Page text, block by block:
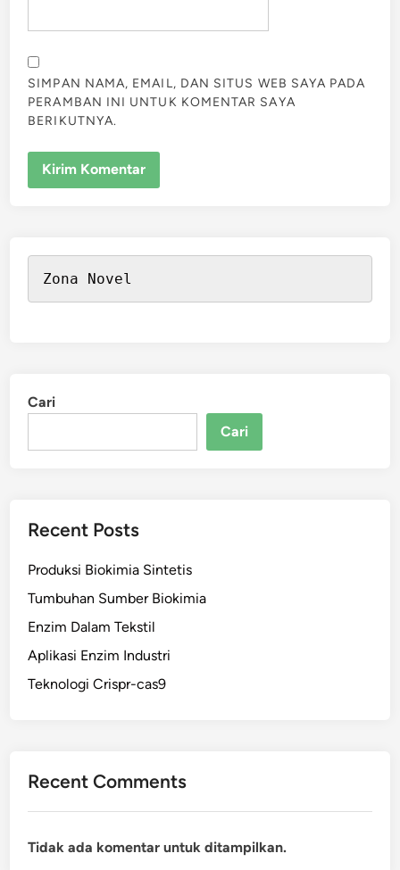
SIMPAN NAMA, EMAIL, DAN SITUS WEB SAYA PADA
PERAMBAN INI UNTUK KOMENTAR SAYA
BERIKUTNYA.
Zona Novel
Cari
Cari
Recent Posts
Produksi Biokimia Sintetis
Tumbuhan Sumber Biokimia
Enzim Dalam Tekstil
Aplikasi Enzim Industri
Teknologi Crispr-cas9
Recent Comments
Tidak ada komentar untuk ditampilkan.